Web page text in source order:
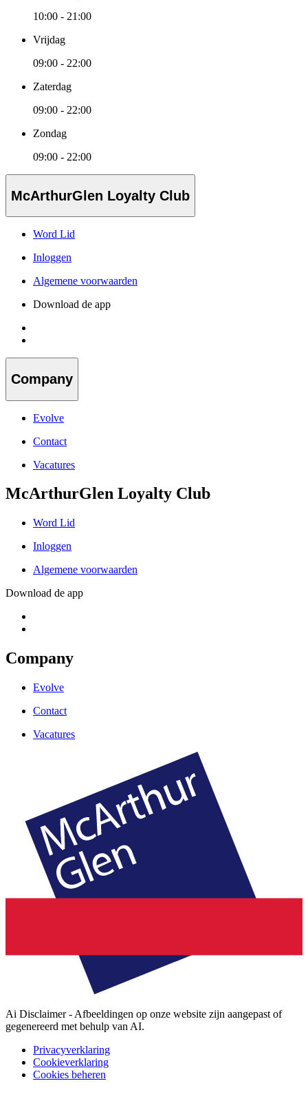
10:00 - 21:00
Vrijdag
09:00 - 22:00
Zaterdag
09:00 - 22:00
Zondag
09:00 - 22:00
McArthurGlen Loyalty Club
Word Lid
Inloggen
Algemene voorwaarden
Download de app
Company
Evolve
Contact
Vacatures
McArthurGlen Loyalty Club
Word Lid
Inloggen
Algemene voorwaarden
Download de app
Company
Evolve
Contact
Vacatures
Ai Disclaimer - Afbeeldingen op onze website zijn aangepast of
gegenereerd met behulp van AI.
Privacyverklaring
Cookieverklaring
Cookies beheren